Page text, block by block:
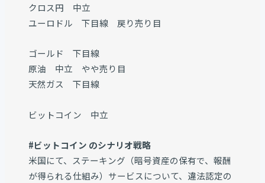
クロス円 中立
ユーロドル 下目線 戻り売り目
ゴールド 下目線
原油 中立 やや売り目
天然ガス 下目線
ビットコイン 中立
#ビットコイン のシナリオ戦略
米国にて、ステーキング（暗号資産の保有で、報酬
が得られる仕組み）サービスについて、違法認定の